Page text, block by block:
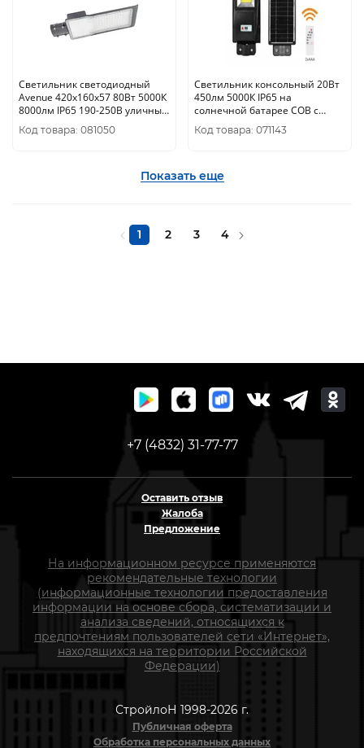
Светильник светодиодный
Avenue 420х160х57 80Вт 5000К
8000лм IP65 190-250В уличный
КСС "Ш" 1/10 Gauss
Код товара: 081050
Светильник консольный 20Вт
450лм 5000К IP65 на
солнечной батарее COB с
датчиком движения ПДУ ЭРА
Код товара: 071143
Показать еще
1 2 3 4
+7 (4832) 31-77-77
Оставить отзыв
Жалоба
Предложение
На информационном ресурсе применяются
рекомендательные технологии
(информационные технологии предоставления
информации на основе сбора, систематизации и
анализа сведений, относящихся к
предпочтениям пользователей сети «Интернет»,
находящихся на территории Российской
Федерации)
СтройлоН 1998-2026 г.
Публичная оферта
Обработка персональных данных